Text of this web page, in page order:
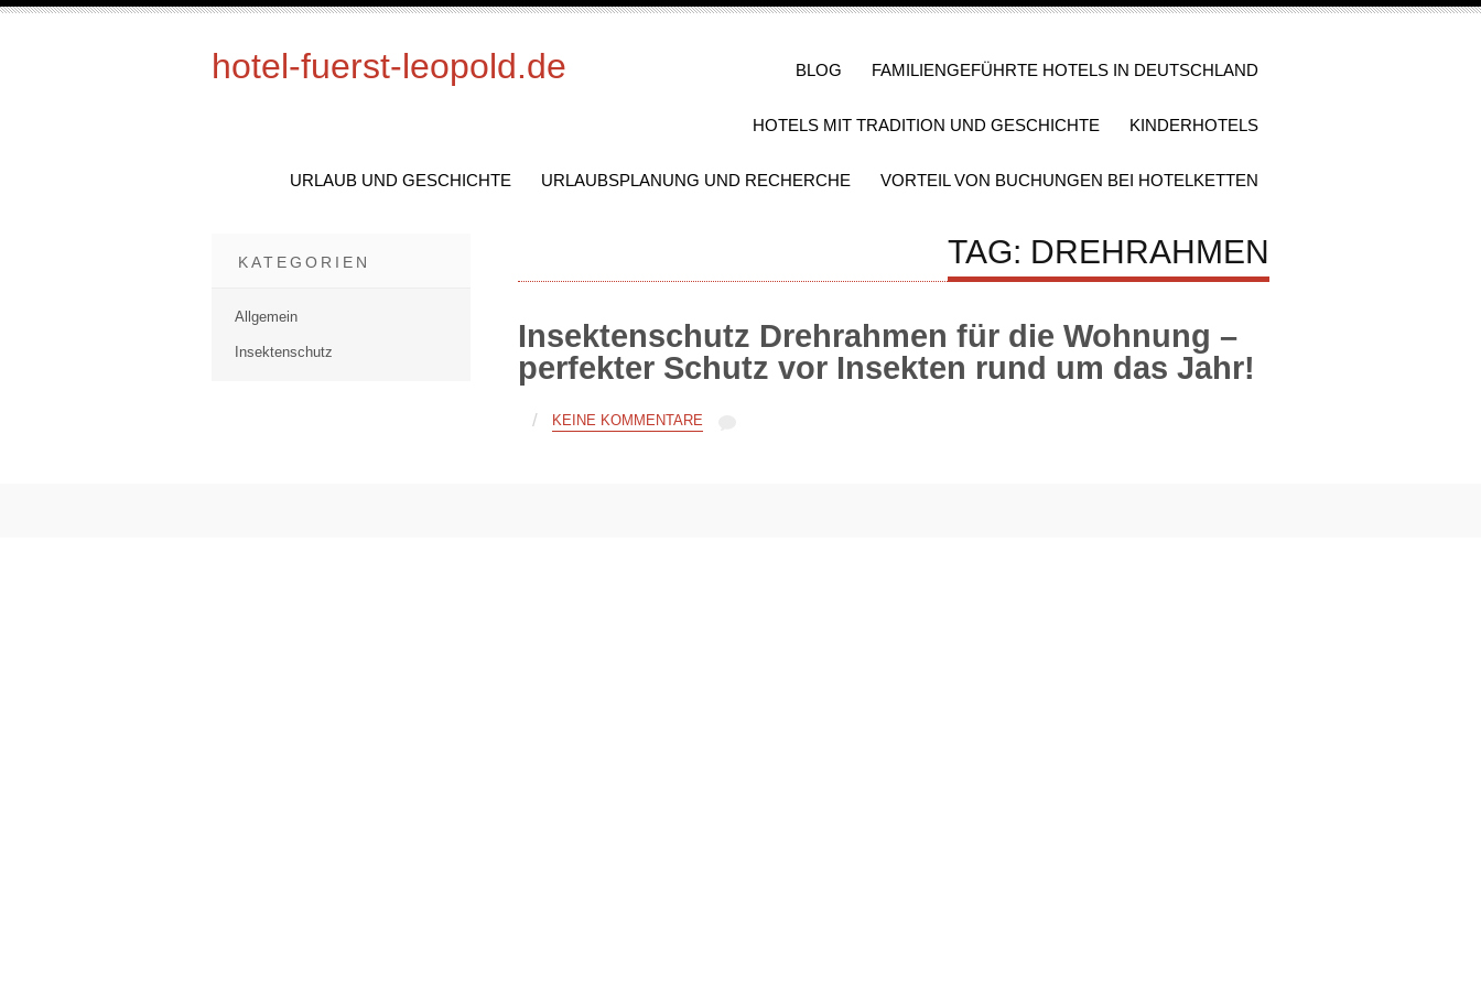
hotel-fuerst-leopold.de BLOG FAMILIENGEFÜHRTE HOTELS IN DEUTSCHLAND
HOTELS MIT TRADITION UND GESCHICHTE KINDERHOTELS
URLAUB UND GESCHICHTE URLAUBSPLANUNG UND RECHERCHE VORTEIL VON BUCHUNGEN BEI HOTELKETTEN
TAG: DREHRAHMEN
Insektenschutz Drehrahmen für die Wohnung –
perfekter Schutz vor Insekten rund um das Jahr!
/ KEINE KOMMENTARE
KATEGORIEN
Allgemein
Insektenschutz